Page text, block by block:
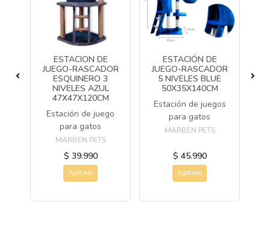
ESTACION DE
JUEGO-RASCADOR
ESQUINERO 3
NIVELES AZUL
47X47X120CM
Estación de juego
para gatos
MARBEN PETS
$ 39.990
Agotado
ESTACIÓN DE
JUEGO-RASCADOR
5 NIVELES BLUE
50X35X140CM
Estación de juegos
para gatos
MARBEN PETS
$ 45.990
Agotado